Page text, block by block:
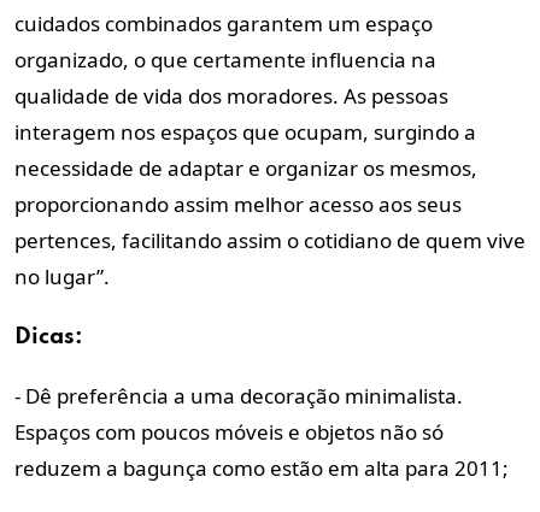
cuidados combinados garantem um espaço
organizado, o que certamente influencia na
qualidade de vida dos moradores. As pessoas
interagem nos espaços que ocupam, surgindo a
necessidade de adaptar e organizar os mesmos,
proporcionando assim melhor acesso aos seus
pertences, facilitando assim o cotidiano de quem vive
no lugar”.
Dicas:
- Dê preferência a uma decoração minimalista.
Espaços com poucos móveis e objetos não só
reduzem a bagunça como estão em alta para 2011;